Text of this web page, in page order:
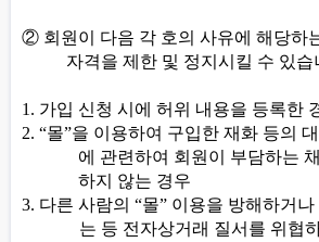
② 회원이 다음 각 호의 사유에 해당하
자격을 제한 및 정지시킬 수 있습
1. 가입 신청 시에 허위 내용을 등록한
2. “몰”을 이용하여 구입한 재화 등의
에 관련하여 회원이 부담하는
하지 않는 경우
3. 다른 사람의 “몰” 이용을 방해하거
는 등 전자상거래 질서를 위협